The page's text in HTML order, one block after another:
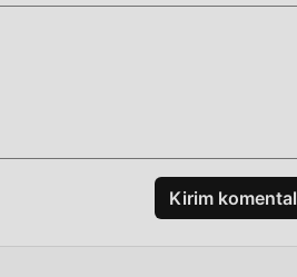
Kirim komental